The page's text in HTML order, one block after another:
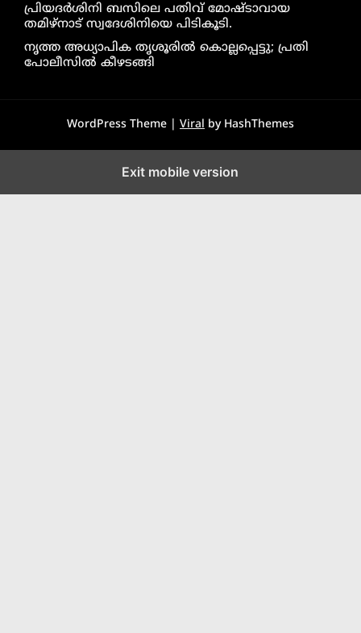
പ്രിയദർശിനി ബസിലെ പതിവ് മോഷ്ടാവായ
തമിഴ്നാട് സ്വദേശിനിയെ പിടികൂടി.
നൃത്ത അധ്യാപിക തൃശൂരിൽ കൊല്ലപ്പെട്ടു; പ്രതി
പോലീസിൽ കീഴടങ്ങി
WordPress Theme | Viral by HashThemes
Exit mobile version